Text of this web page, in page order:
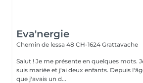
Eva'nergie
Chemin de lessa 48 CH-1624 Grattavache
Salut ! Je me présente en quelques mots. Je m'appelle Eva, je
suis mariée et j'ai deux enfants. Depuis l'âge de 5-6 ans je savais
que j'avais un d...